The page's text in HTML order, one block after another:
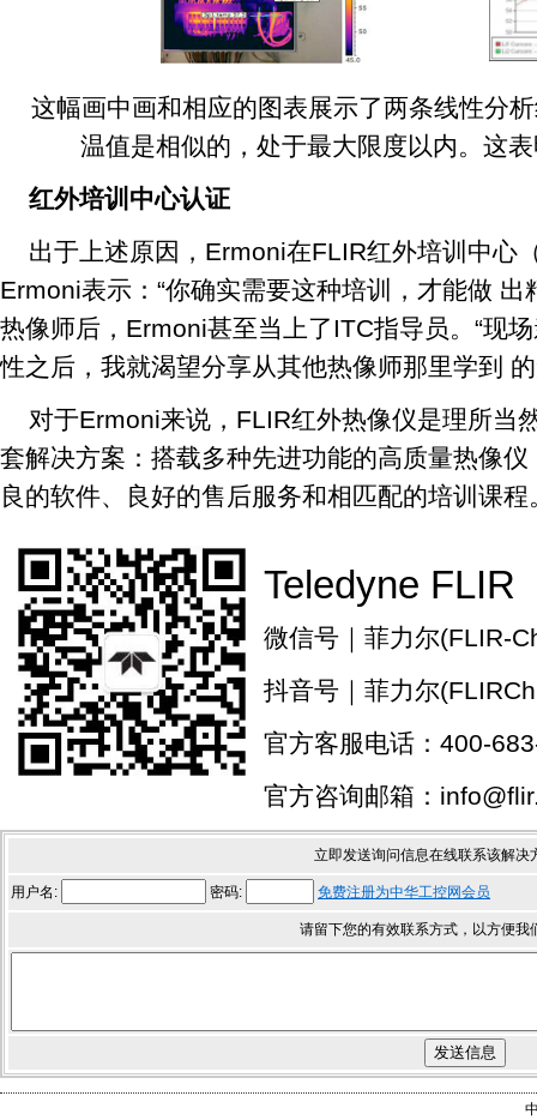
这幅画中画和相应的图表展示了两条线性分
温值是相似的，处于最大限度以内。这
红外培训中心认证
出于上述原因，Ermoni在FLIR红外培训中心
Ermoni表示：“你确实需要这种培训，才能做 出
热像师后，Ermoni甚至当上了ITC指导员。“现
性之后，我就渴望分享从其他热像师那里学到
对于Ermoni来说，FLIR红外热像仪是理所当
套解决方案：搭载多种先进功能的高质量热像
良的软件、良好的售后服务和相匹配的培训课程
Teledyne FLIR
微信号｜菲力尔(FLIR-
抖音号｜菲力尔
官方客服电话：400-
官方咨询邮箱：
立即发送询问信息在线联系该解决
用户名: 密码: 免费注册为中华工控网会员
请留下您的有效联系方式，以方便我